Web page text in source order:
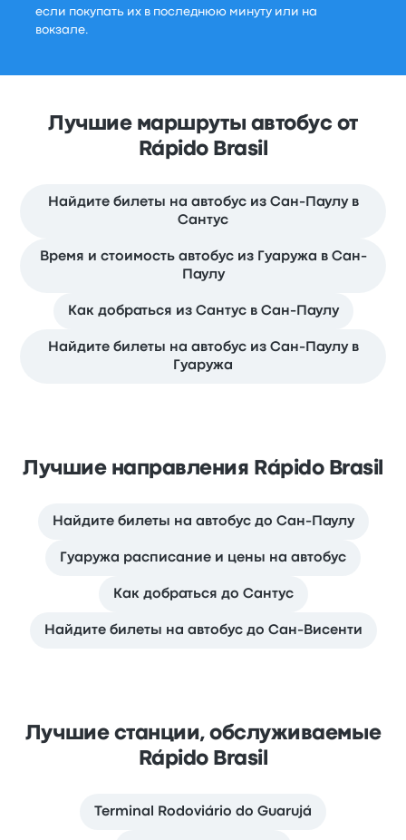
если покупать их в последнюю минуту или на
вокзале.
Лучшие маршруты автобус от
Rápido Brasil
Найдите билеты на автобус из Сан-Паулу в
Сантус
Время и стоимость автобус из Гуаружа в Сан-
Паулу
Как добраться из Сантус в Сан-Паулу
Найдите билеты на автобус из Сан-Паулу в
Гуаружа
Лучшие направления Rápido Brasil
Найдите билеты на автобус до Сан-Паулу
Гуаружа расписание и цены на автобус
Как добраться до Сантус
Найдите билеты на автобус до Сан-Висенти
Лучшие станции, обслуживаемые
Rápido Brasil
Terminal Rodoviário do Guarujá